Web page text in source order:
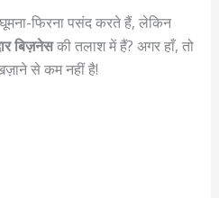
फिरना पसंद करते हैं, लेकिन
बिज़नेसकी तलाश में हैं? अगर हाँ, तो
से कम नहीं है!